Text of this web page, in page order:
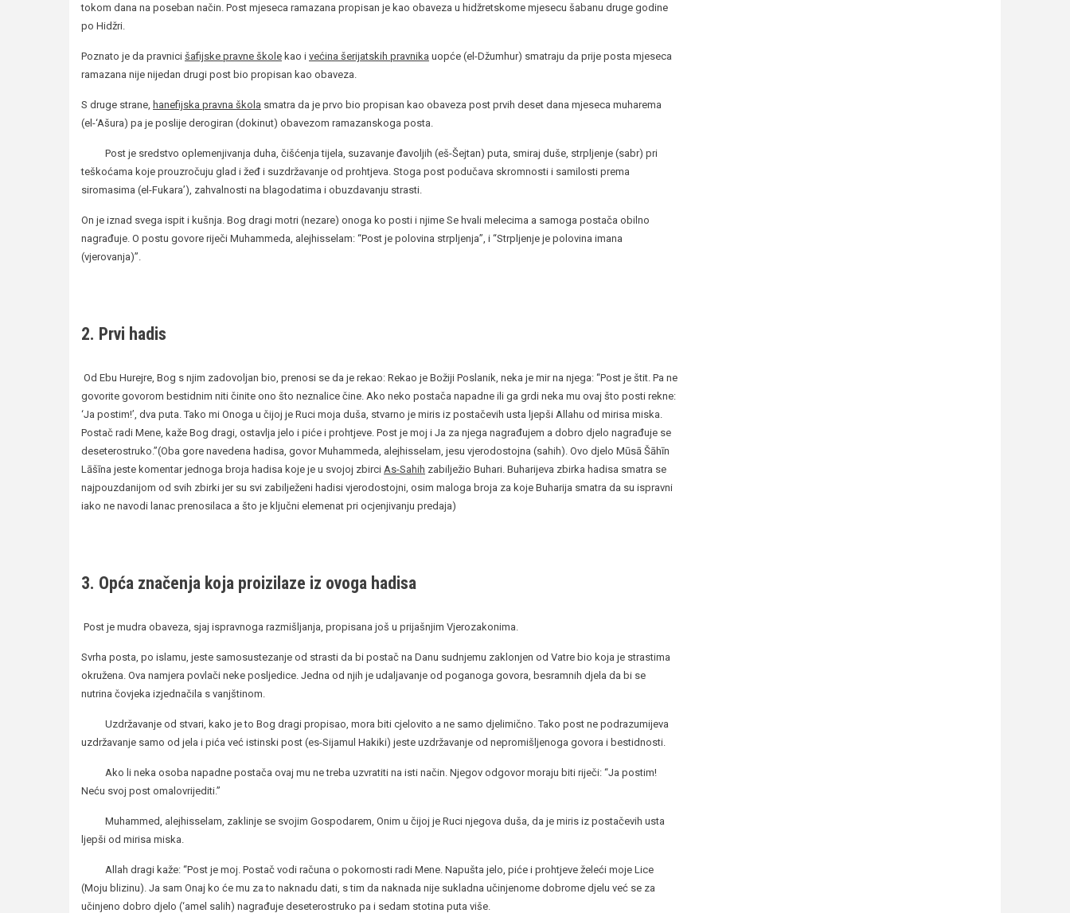
tokom dana na poseban način. Post mjeseca ramazana propisan je kao obaveza u hidžretskome mjesecu šabanu druge godine
po Hidžri.
Poznato je da pravnici šafijske pravne škole kao i većina šerijatskih pravnika uopće (el-Džumhur) smatraju da prije posta mjeseca
ramazana nije nijedan drugi post bio propisan kao obaveza.
S druge strane, hanefijska pravna škola smatra da je prvo bio propisan kao obaveza post prvih deset dana mjeseca muharema
(el-‘Ašura) pa je poslije derogiran (dokinut) obavezom ramazanskoga posta.
Post je sredstvo oplemenjivanja duha, čišćenja tijela, suzavanje đavoljih (eš-Šejtan) puta, smiraj duše, strpljenje (sabr) pri
teškoćama koje prouzročuju glad i žeđ i suzdržavanje od prohtjeva. Stoga post podučava skromnosti i samilosti prema
siromasima (el-Fukara’), zahvalnosti na blagodatima i obuzdavanju strasti.
On je iznad svega ispit i kušnja. Bog dragi motri (nezare) onoga ko posti i njime Se hvali melecima a samoga postača obilno
nagrađuje. O postu govore riječi Muhammeda, alejhisselam: “Post je polovina strpljenja”, i “Strpljenje je polovina imana
(vjerovanja)”.
2. Prvi hadis
Od Ebu Hurejre, Bog s njim zadovoljan bio, prenosi se da je rekao: Rekao je Božiji Poslanik, neka je mir na njega: “Post je štit. Pa ne
govorite govorom bestidnim niti činite ono što neznalice čine. Ako neko postača napadne ili ga grdi neka mu ovaj što posti rekne:
‘Ja postim!’, dva puta. Tako mi Onoga u čijoj je Ruci moja duša, stvarno je miris iz postačevih usta ljepši Allahu od mirisa miska.
Postač radi Mene, kaže Bog dragi, ostavlja jelo i piće i prohtjeve. Post je moj i Ja za njega nagrađujem a dobro djelo nagrađuje se
deseterostruko.”(Oba gore navedena hadisa, govor Muhammeda, alejhisselam, jesu vjerodostojna (sahih). Ovo djelo Mūsā Šāhīn
Lāšīna jeste komentar jednoga broja hadisa koje je u svojoj zbirci As-Sahih zabilježio Buhari. Buharijeva zbirka hadisa smatra se
najpouzdanijom od svih zbirki jer su svi zabilježeni hadisi vjerodostojni, osim maloga broja za koje Buharija smatra da su ispravni
iako ne navodi lanac prenosilaca a što je ključni elemenat pri ocjenjivanju predaja)
3. Opća značenja koja proizilaze iz ovoga hadisa
Post je mudra obaveza, sjaj ispravnoga razmišljanja, propisana još u prijašnjim Vjerozakonima.
Svrha posta, po islamu, jeste samosustezanje od strasti da bi postač na Danu sudnjemu zaklonjen od Vatre bio koja je strastima
okružena. Ova namjera povlači neke posljedice. Jedna od njih je udaljavanje od poganoga govora, besramnih djela da bi se
nutrina čovjeka izjednačila s vanjštinom.
Uzdržavanje od stvari, kako je to Bog dragi propisao, mora biti cjelovito a ne samo djelimično. Tako post ne podrazumijeva
uzdržavanje samo od jela i pića već istinski post (es-Sijamul Hakiki) jeste uzdržavanje od nepromišljenoga govora i bestidnosti.
Ako li neka osoba napadne postača ovaj mu ne treba uzvratiti na isti način. Njegov odgovor moraju biti riječi: “Ja postim!
Neću svoj post omalovrijediti.”
Muhammed, alejhisselam, zaklinje se svojim Gospodarem, Onim u čijoj je Ruci njegova duša, da je miris iz postačevih usta
ljepši od mirisa miska.
Allah dragi kaže: “Post je moj. Postač vodi računa o pokornosti radi Mene. Napušta jelo, piće i prohtjeve želeći moje Lice
(Moju blizinu). Ja sam Onaj ko će mu za to naknadu dati, s tim da naknada nije sukladna učinjenome dobrome djelu već se za
učinjeno dobro djelo (‘amel salih) nagrađuje deseterostruko pa i sedam stotina puta više.